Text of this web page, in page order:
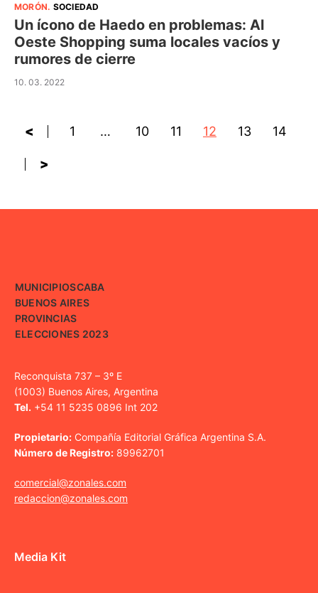
MORÓN. SOCIEDAD
Un ícono de Haedo en problemas: Al
Oeste Shopping suma locales vacíos y
rumores de cierre
10. 03. 2022
< 1 … 10 11 12 13 14
>
MUNICIPIOSCABA
BUENOS AIRES
PROVINCIAS
ELECCIONES 2023
Reconquista 737 – 3º E
(1003) Buenos Aires, Argentina
Tel. +54 11 5235 0896 Int 202
Propietario: Compañía Editorial Gráfica Argentina S.A.
Número de Registro: 89962701
comercial@zonales.com
redaccion@zonales.com
Media Kit